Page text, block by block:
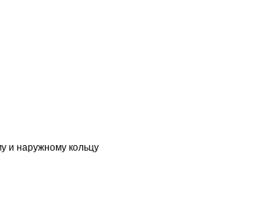
и наружному кольцу